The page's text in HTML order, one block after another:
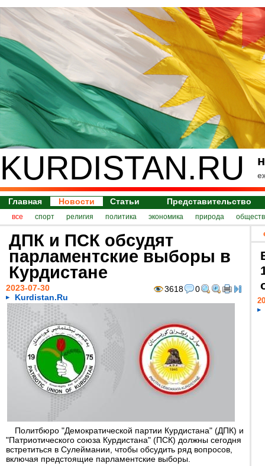
KURDISTAN.RU
Главная Новости Статьи Представительство
все спорт религия политика экономика природа
ДПК и ПСК обсудят
парламентские выборы в
Курдистане
3618 0
2023-07-30
Kurdistan.Ru
Политбюро "Демократической партии Курдистана" (ДПК) и
"Патриотического союза Курдистана" (ПСК) должны сегодня
встретиться в Сулеймании, чтобы обсудить ряд вопросов,
включая предстоящие парламентские выборы.